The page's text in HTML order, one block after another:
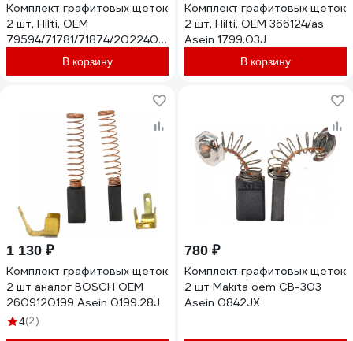
Комплект графитовых щеток
2 шт, Hilti, OEM
79594/71781/71874/202240/as
Asein 1623JВ корзину
Комплект графитовых щеток
2 шт, Hilti, OEM 366124/as
Asein 1799.03J
В корзину
1 130 ₽
Комплект графитовых щеток
2 шт аналог BOSCH OEM
2609120199 Asein 0199.28J
4(2)
780 ₽
Комплект графитовых щеток
2 шт Makita oem CB-303
Asein 0842JX